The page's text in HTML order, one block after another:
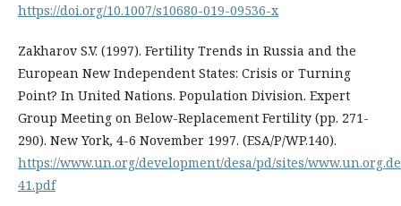
https://doi.org/10.1007/s10680-019-09536-x
Zakharov S.V. (1997). Fertility Trends in Russia and the
European New Independent States: Crisis or Turning
Point? In United Nations. Population Division. Expert
Group Meeting on Below-Replacement Fertility (pp. 271-
290). New York, 4-6 November 1997. (ESA/P/WP.140).
https://www.un.org/development/desa/pd/sites/
41.pdf